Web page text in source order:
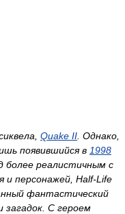
Quake II . Однако,
появившийся в 1998
более реалистичным с
и персонажей, Half-Life
фантастический
загадок. С героем